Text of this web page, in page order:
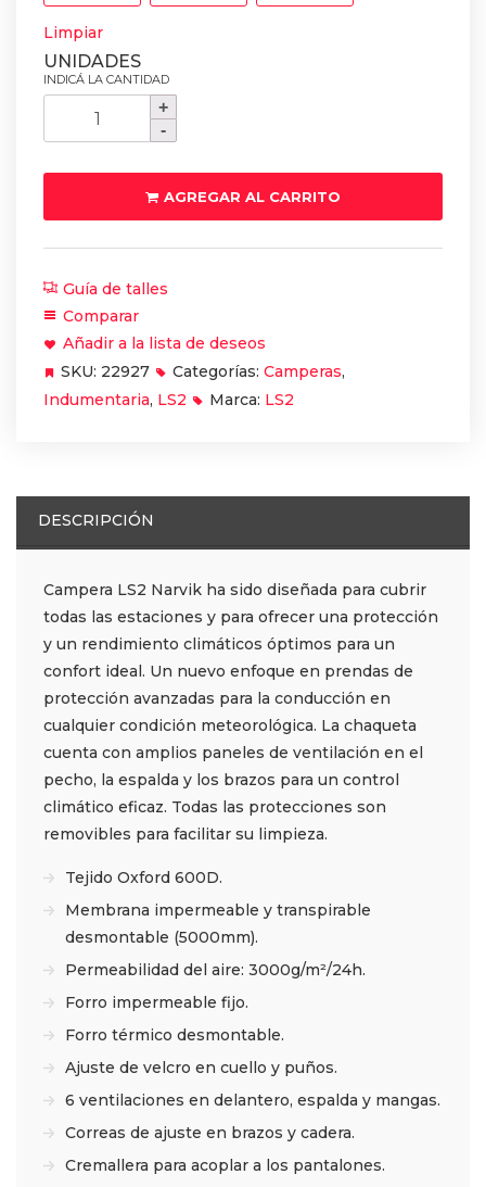
Limpiar
Manga
AGREGAR AL CARRITO
Guía de talles
Comparar
Añadir a la lista de deseos
SKU: 22927 Categorías: Camperas,
Indumentaria, LS2 Marca: LS2
DESCRIPCIÓN
Campera LS2 Narvik ha sido diseñada para cubrir
todas las estaciones y para ofrecer una protección
y un rendimiento climáticos óptimos para un
confort ideal. Un nuevo enfoque en prendas de
protección avanzadas para la conducción en
cualquier condición meteorológica. La chaqueta
cuenta con amplios paneles de ventilación en el
pecho, la espalda y los brazos para un control
climático eficaz. Todas las protecciones son
removibles para facilitar su limpieza.
Tejido Oxford 600D.
Membrana impermeable y transpirable
desmontable (5000mm).
Permeabilidad del aire: 3000g/m²/24h.
Forro impermeable fijo.
Forro térmico desmontable.
Ajuste de velcro en cuello y puños.
6 ventilaciones en delantero, espalda y mangas.
Correas de ajuste en brazos y cadera.
Cremallera para acoplar a los pantalones.